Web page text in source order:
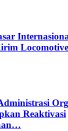
Reaktivasi